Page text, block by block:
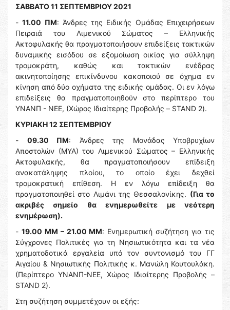
ΣΑΒΒΑΤΟ 11 ΣΕΠΤΕΜΒΡΙΟΥ 2021
-11.00 ΠΜ: Άνδρες της Ειδικής Ομάδας Επιχειρήσεων
Πειραιά του Λιμενικού Σώματος – Ελληνικής
Ακτοφυλακής θα πραγματοποιήσουν επιδείξεις τακτικών
δυναμικής εισόδου σε εξομοίωση οικίας για σύλληψη
τρομοκράτη, καθώς και τακτικών ενέδρας
ακινητοποίησης επικίνδυνου κακοποιού σε όχημα εν
κίνηση από δύο οχήματα της ειδικής ομάδας. Οι εν λόγω
επιδείξεις θα πραγματοποιηθούν στο περίπτερο του
ΥΝΑΝΠ - ΝΕΕ, (Χώρος Ιδιαίτερης Προβολής – STAND 2).
ΚΥΡΙΑΚΗ 12 ΣΕΠΤΕΜΒΡΙΟΥ
- 09.30 ΠΜ: Άνδρες της Μονάδας Υποβρυχίων
Αποστολών (ΜΥΑ) του Λιμενικού Σώματος – Ελληνικής
Ακτοφυλακής, θα πραγματοποιήσουν επίδειξη
ανακατάληψης πλοίου, το οποίο έχει δεχθεί
τρομοκρατική επίθεση. Η εν λόγω επίδειξη θα
πραγματοποιηθεί στο Λιμάνι της Θεσσαλονίκης. (Για το
ακριβές σημείο θα ενημερωθείτε με νεότερη
ενημέρωση).
- 19.00 ΜΜ – 21.00 ΜΜ: Ενημερωτική συζήτηση για τις
Σύγχρονες Πολιτικές για τη Νησιωτικότητα και τα νέα
χρηματοδοτικά εργαλεία υπό τον συντονισμό του ΓΓ
Αιγαίου & Νησιωτικής Πολιτικής κ. Μανώλη Κουτουλάκη.
(Περίπτερο ΥΝΑΝΠ-ΝΕΕ, Χώρος Ιδιαίτερης Προβολής –
STAND 2).
Στη συζήτηση συμμετέχουν οι εξής: